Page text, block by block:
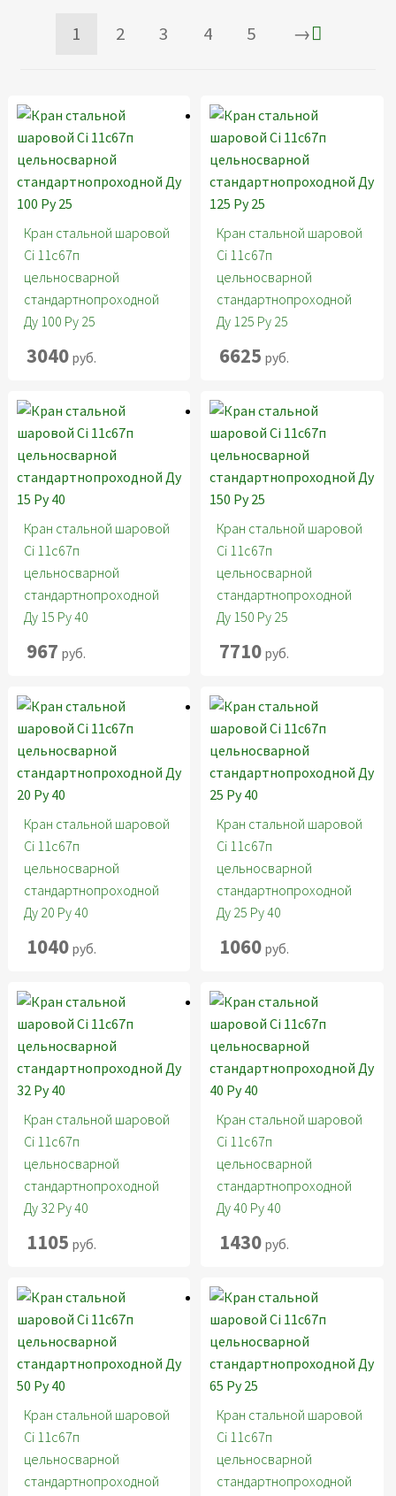
1 2 3 4 5 →
Кран стальной шаровой
Ci 11с67п
цельносварной
стандартнопроходной
Ду 100 Ру 25
3040руб.
Кран стальной шаровой
Ci 11с67п
цельносварной
стандартнопроходной
Ду 125 Ру 25
6625 руб.
Кран стальной шаровой
Ci 11с67п
цельносварной
стандартнопроходной
Ду 15 Ру 40
967 руб.
Кран стальной шаровой
Ci 11с67п
цельносварной
стандартнопроходной
Ду 150 Ру 25
7710 руб.
Кран стальной шаровой
Ci 11с67п
цельносварной
стандартнопроходной
Ду 20 Ру 40
1040руб.
Кран стальной шаровой
Ci 11с67п
цельносварной
стандартнопроходной
Ду 25 Ру 40
1060 руб.
Кран стальной шаровой
Ci 11с67п
цельносварной
стандартнопроходной
Ду 32 Ру 40
1105 руб.
Кран стальной шаровой
Ci 11с67п
цельносварной
стандартнопроходной
Ду 40 Ру 40
1430 руб.
Кран стальной шаровой
Ci 11с67п
цельносварной
стандартнопроходной
Кран стальной шаровой
Ci 11с67п
цельносварной
стандартнопроходной